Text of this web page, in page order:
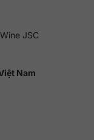
JSC
Nam